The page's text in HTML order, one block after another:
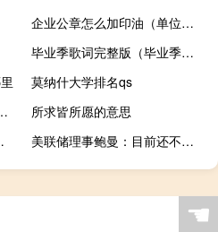
企业公章怎么加印油（单位公章怎么加印油）
毕业季歌词完整版（毕业季歌词）
莫纳什大学排名qs
师范大学调档线）
所求皆所愿的意思
语文）
美联储理事鲍曼：目前还不清楚紧缩的金融条件对经济活动和通胀的影响
☚